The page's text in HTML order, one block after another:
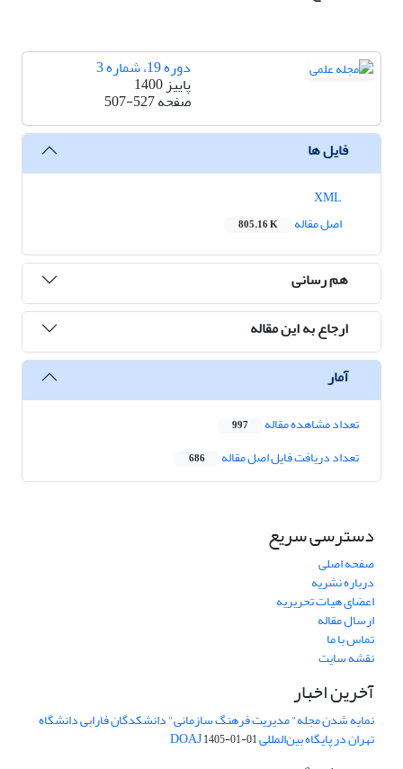
دوره 19، شماره 3
پاییز 1400
صفحه507-527
فایل ها
اصل مقاله
805.16 K
هم رسانی
ارجاع به این مقاله
آمار
تعداد مشاهده مقاله 997
تعداد دریافت فایل اصل مقاله 686
دسترسی سریع
صفحه اصلی
درباره نشریه
اعضای هیات تحریریه
ارسال مقاله
تماس با ما
نقشه سایت
آخرین اخبار
نمایه شدن مجله" مدیریت فرهنگ سازمانی" دانشکدگان فارابی دانشگاه
تهران در پایگاه بین‌المللی DOAJ1405-01-01